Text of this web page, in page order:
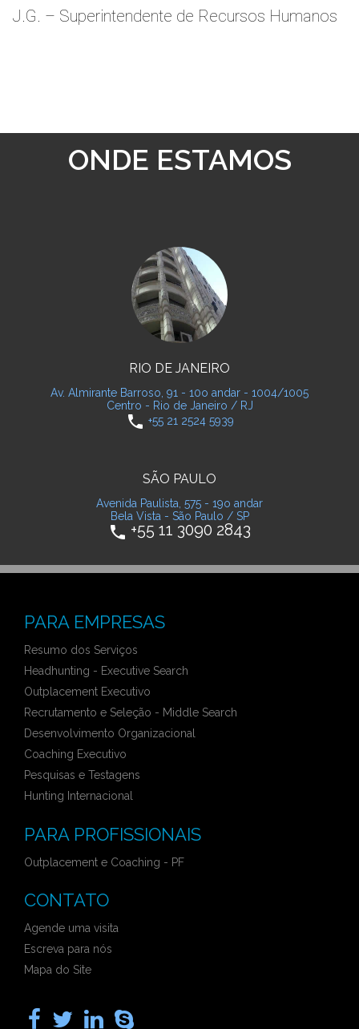
J.G. – Superintendente de Recursos Humanos
ONDE ESTAMOS
RIO DE JANEIRO
Av. Almirante Barroso, 91 - 10o andar - 1004/1005
Centro - Rio de Janeiro / RJ
phone +55 21 2524 5939
SÃO PAULO
Avenida Paulista, 575 - 19o andar
Bela Vista - São Paulo / SP
phone +55 11 3090 2843
PARA EMPRESAS
Resumo dos Serviços
Headhunting - Executive Search
Outplacement Executivo
Recrutamento e Seleção - Middle Search
Desenvolvimento Organizacional
Coaching Executivo
Pesquisas e Testagens
Hunting Internacional
PARA PROFISSIONAIS
Outplacement e Coaching - PF
CONTATO
Agende uma visita
Escreva para nós
Mapa do Site